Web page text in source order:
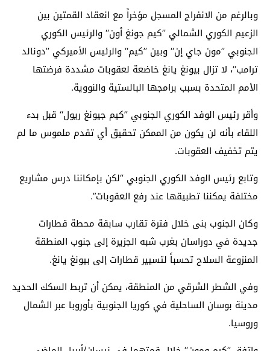
وبالرغم من الانفراج المسجل مؤخراً مع انعقاد القمتين بين
الزعيم الكوري الشمالي ’’كيم جونغ أون‘‘ والرئيس الكوري
الجنوبي ’’مون جاي إن‘‘ وبين ’’كيم‘‘ والرئيس الأميركي ’’دونالد
ترامب‘‘، لا تزال بيونغ يانغ خاضعة لعقوبات مشددة فرضتها
الأمم المتحدة بسبب برامجها البالستية والنووية.
وأقر رئيس الوفد الكوري الجنوبي ’’كيم جيونغ ريول‘‘ قبل بدء
اللقاء بأنه لن يكون من الممكن تحقيق أي تقدم ملموس ما لم
يتم تخفيف العقوبات.
وتابع رئيس الوفد الكوري الجنوبي “لكن بإمكاننا درس مشاريع
مختلفة يمكننا تطبيقها عند رفع العقوبات”.
وكان الجنوب بنى خلال فترة تقارب سابقة محطة قطارات
جديدة في دوراسان بغرب شبه الجزيرة إلى جنوب المنطقة
المنزوعة السلاح تحسباً لتسيير قطارات إلى بيونغ يانغ.
وفي الشطر الشرقي من المنطقة، يمكن أن تربط السكك الحديد
مدينة بوسان الساحلية في كوريا الجنوبية بأوروبا عبر الشمال
وروسيا.